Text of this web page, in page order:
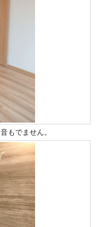
もでません。